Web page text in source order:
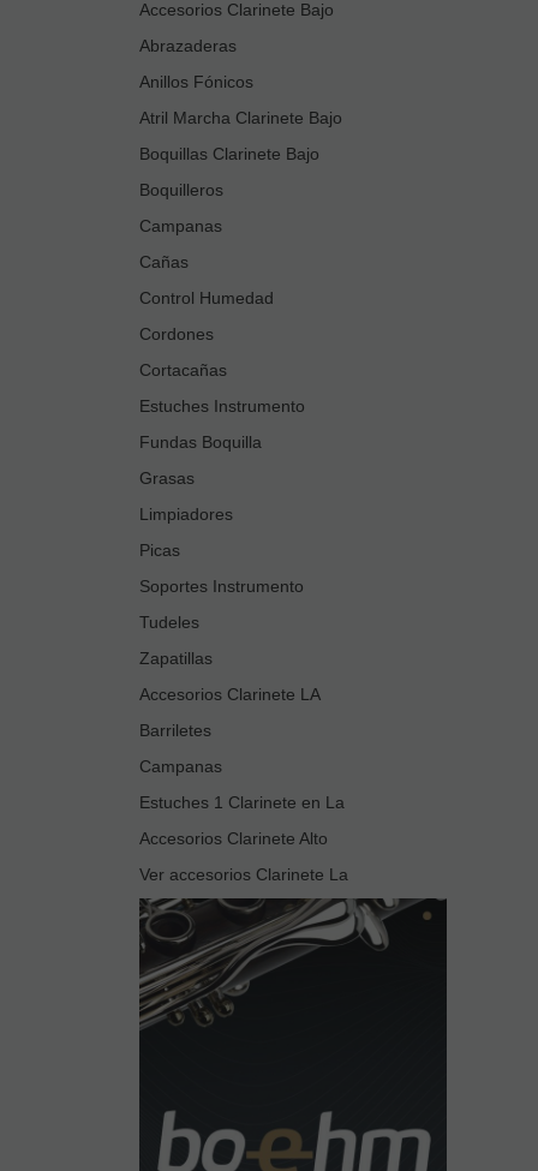
Accesorios Clarinete Bajo
Abrazaderas
Anillos Fónicos
Atril Marcha Clarinete Bajo
Boquillas Clarinete Bajo
Boquilleros
Campanas
Cañas
Control Humedad
Cordones
Cortacañas
Estuches Instrumento
Fundas Boquilla
Grasas
Limpiadores
Picas
Soportes Instrumento
Tudeles
Zapatillas
Accesorios Clarinete LA
Barriletes
Campanas
Estuches 1 Clarinete en La
Accesorios Clarinete Alto
Ver accesorios Clarinete La